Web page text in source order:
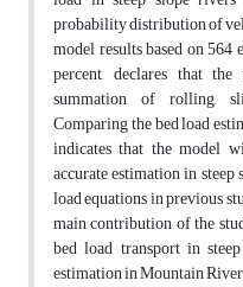
probability distribution of
model results based on
percent, declares that
summation of rolling,
Comparing the bed load
indicates that the model
accurate estimation in
load equations in previous
main contribution of the
bed load transport in
estimation in Mountain